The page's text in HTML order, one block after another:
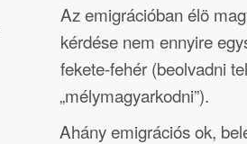
Az emigrációban élö
kérdése nem ennyire
fekete-fehér (beolvadni
„mélymagyarkodni”).
Ahány emigrációs ok,